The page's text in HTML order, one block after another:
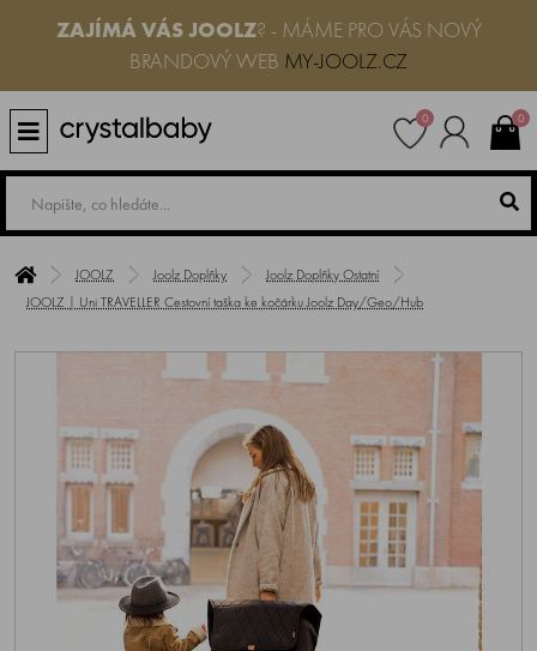
ZAJÍMÁ VÁS JOOLZ? - MÁME PRO VÁS NOVÝ
BRANDOVÝ WEB MY-JOOLZ.CZ
0 0
JOOLZ Joolz Doplňky
Joolz Doplňky Ostatní
JOOLZ | Uni TRAVELLER Cestovní taška ke kočárku Joolz Day/Geo/Hub